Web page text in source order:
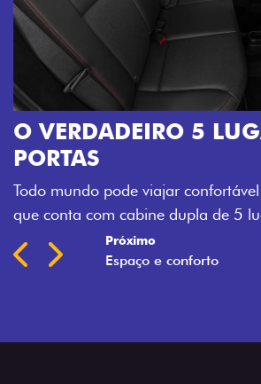
O VERDADEIRO 5
PORTAS
Todo mundo pode viajar
que conta com cabine dupla de 5
Previous
Next
Próximo
Espaço e conforto